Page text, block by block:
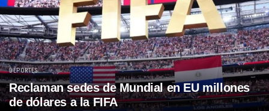
DEPORTES
Reclaman sedes de Mundial en EU millones
de dólares a la FIFA